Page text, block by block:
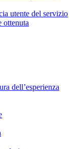
utente del servizio
ottenuta
dell’esperienza